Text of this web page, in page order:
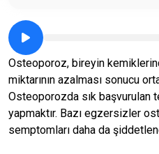
Osteoporoz, bireyin
miktarının azalması sonucu
Osteoporozda sık başvurulan
yapmaktır. Bazı egzersizler
semptomları daha da